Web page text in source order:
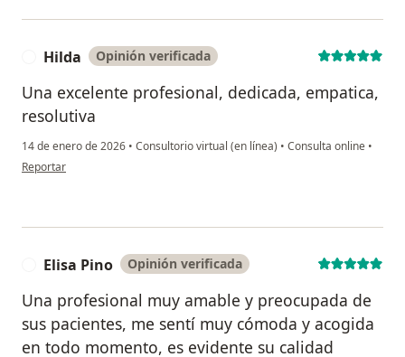
Hilda Opinión verificada
Una excelente profesional, dedicada, empatica,
resolutiva
14 de enero de 2026 • Consultorio virtual (en línea) • Consulta online •
en opinión del usuario Hilda
Reportar
Elisa Pino Opinión verificada
Una profesional muy amable y preocupada de
sus pacientes, me sentí muy cómoda y acogida
en todo momento, es evidente su calidad